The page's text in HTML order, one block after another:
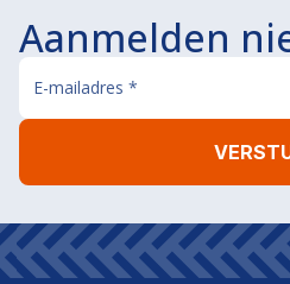
Aanmelden